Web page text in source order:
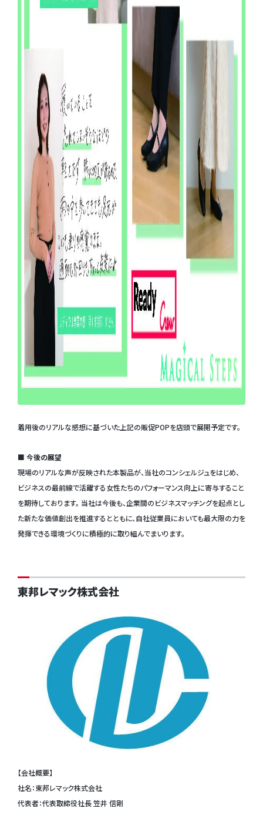
着用後のリアルな感想に基づいた上記の販促POPを店頭で展開予定です。
■ 今後の展望
現場のリアルな声が反映された本製品が、当社のコンシェルジュをはじめ、
ビジネスの最前線で活躍する女性たちのパフォーマンス向上に寄与すること
を期待しております。 当社は今後も、企業間のビジネスマッチングを起点とし
た新たな価値創出を推進するとともに、自社従業員においても最大限の力を
発揮できる環境づくりに積極的に取り組んでまいります。
東邦レマック株式会社
【会社概要】
社名：東邦レマック株式会社
代表者：代表取締役社長 笠井 信剛